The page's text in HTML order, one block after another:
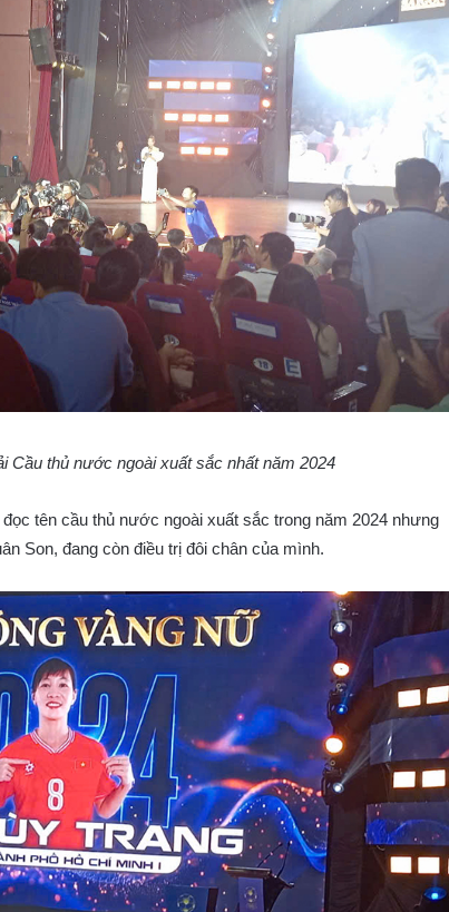
Cầu thủ nước ngoài xuất sắc nhất năm 2024
tên cầu thủ nước ngoài xuất sắc trong năm 2024 nhưng
Son, đang còn điều trị đôi chân của mình.